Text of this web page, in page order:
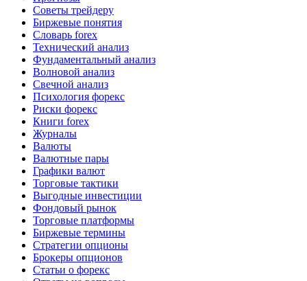
Советы трейдеру
Биржевые понятия
Словарь forex
Технический анализ
Фундаментальный анализ
Волновой анализ
Свечной анализ
Психология форекс
Риски форекс
Книги forex
Журналы
Валюты
Валютные пары
Графики валют
Торговые тактики
Выгодные инвестиции
Фондовый рынок
Торговые платформы
Биржевые термины
Стратегии опционы
Брокеры опционов
Статьи о форекс